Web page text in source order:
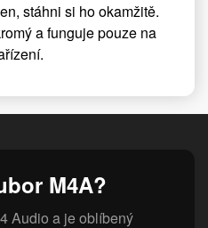
stáhni si ho okamžitě.
a funguje pouze na
M4A?
Audio a je oblíbený